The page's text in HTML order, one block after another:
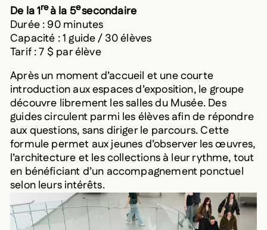
De la 1reà la 5esecondaire
Durée : 90 minutes
Capacité : 1 guide / 30 élèves
Tarif : 7 $ par élève
Après un moment d’accueil et une courte
introduction aux espaces d’exposition, le groupe
découvre librement les salles du Musée. Des
guides circulent parmi les élèves afin de répondre
aux questions, sans diriger le parcours. Cette
formule permet aux jeunes d’observer les œuvres,
l’architecture et les collections à leur rythme, tout
en bénéficiant d’un accompagnement ponctuel
selon leurs intérêts.